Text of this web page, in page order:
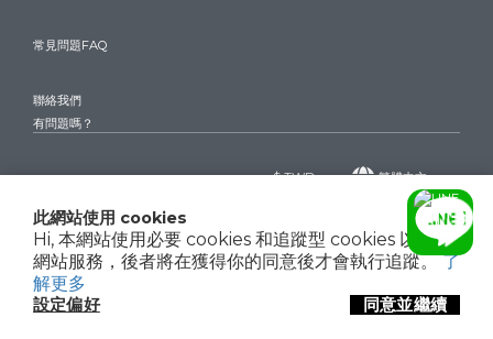
此網站使用 cookies
Hi, 本網站使用必要 cookies 和追蹤型 cookies 以確保
網站服務，後者將在獲得你的同意後才會執行追蹤。了
解更多
設定偏好
同意並繼續
立即購買
常見問題FAQ
聯絡我們
有問題嗎？
聯絡我們
$ TWD 繁體中文
Copyright© 2024 驊巨精品 THE WATCHES